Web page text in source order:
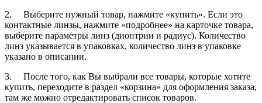
2. Выберите нужный товар, нажмите «купить». Если это
контактные линзы, нажмите «подробнее» на карточке товара,
выберите параметры линз (диоптрии и радиус). Количество
линз указывается в упаковках, количество линз в упаковке
указано в описании.
3. После того, как Вы выбрали все товары, которые хотите
купить, переходите в раздел «корзина» для оформления заказа,
там же можно отредактировать список товаров.